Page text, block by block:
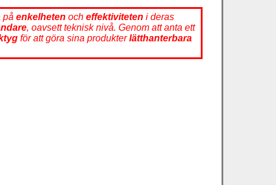
på enkelheten och effektiviteten i deras
, oavsett teknisk nivå. Genom att anta ett
för att göra sina produkterlätthanterbara